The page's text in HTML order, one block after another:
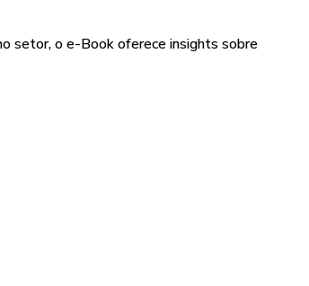
setor, o e-Book oferece insights sobre